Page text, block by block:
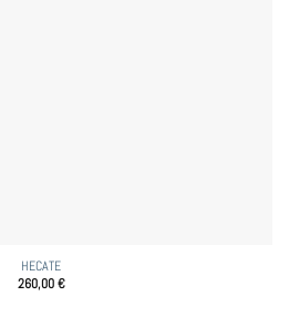
HECATE
260,00€